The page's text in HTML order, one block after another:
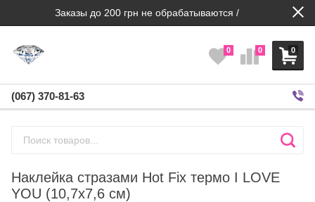
Заказы до 200 грн не обрабатываются /
0
0 0
(067) 370-81-63
Наклейка стразами Hot Fix термо I LOVE
YOU (10,7х7,6 см)